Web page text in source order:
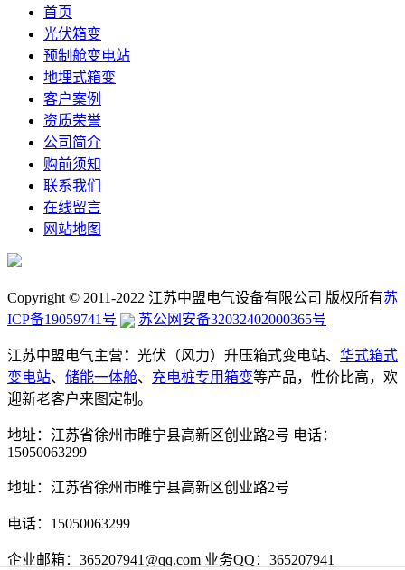
首页
光伏箱变
预制舱变电站
地埋式箱变
客户案例
资质荣誉
公司简介
购前须知
联系我们
在线留言
网站地图
Copyright © 2011-2022 江苏中盟电气设备有限公司 版权所有苏
ICP备19059741号
苏公网安备32032402000365号
江苏中盟电气主营： 光伏（风力）升压箱式变电站、 华式箱式
变电站、 储能一体舱、 充电桩专用箱变等产品，性价比高，欢
迎新老客户来图定制。
地址：江苏省徐州市睢宁县高新区创业路2号 电话：
15050063299
地址：江苏省徐州市睢宁县高新区创业路2号
电话：15050063299
企业邮箱：365207941@qq.com 业务QQ：365207941